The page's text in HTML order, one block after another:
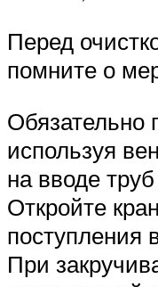
Перед
помните о
Обязательно
используя
на вводе
Откройте
поступления
При